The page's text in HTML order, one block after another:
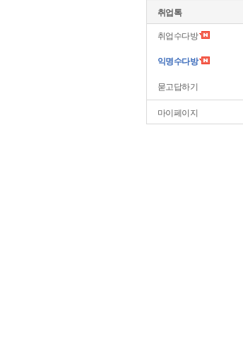
취업톡
취업수다방
익명수다방
묻고답하기
마이페이지